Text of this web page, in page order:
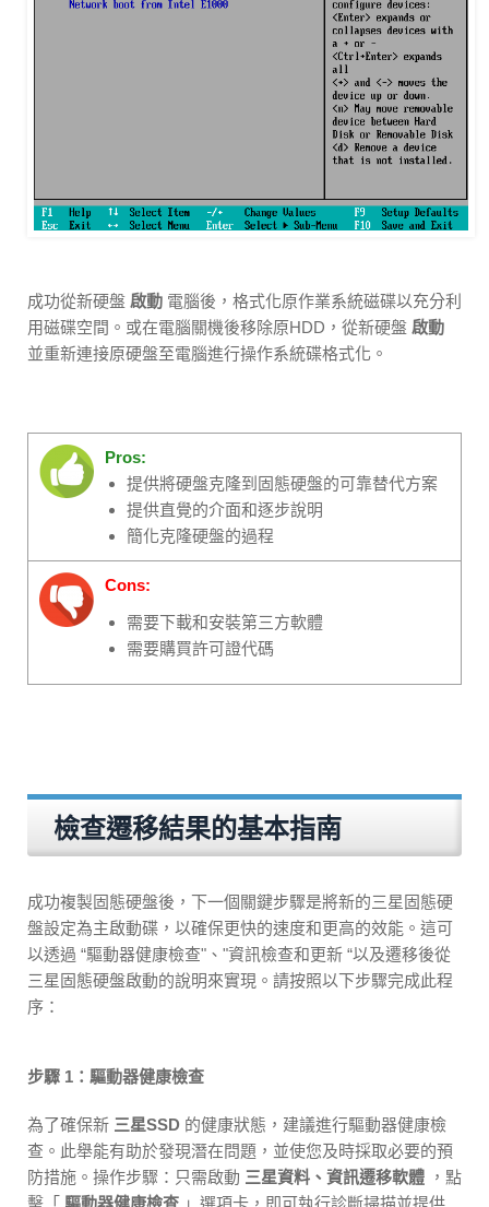
成功從新硬盤 啟動 電腦後，格式化原作業系統磁碟以充分利
用磁碟空間。或在電腦關機後移除原HDD，從新硬盤 啟動
並重新連接原硬盤至電腦進行操作系統碟格式化。
Pros:
提供將硬盤克隆到固態硬盤的可靠替代方案
提供直覺的介面和逐步說明
簡化克隆硬盤的過程
Cons:
需要下載和安裝第三方軟體
需要購買許可證代碼
檢查遷移結果的基本指南
成功複製固態硬盤後，下一個關鍵步驟是將新的三星固態硬
盤設定為主啟動碟，以確保更快的速度和更高的效能。這可
以透過 “驅動器健康檢查"、"資訊檢查和更新 “以及遷移後從
三星固態硬盤啟動的說明來實現。請按照以下步驟完成此程
序：
步驟 1：驅動器健康檢查
為了確保新 三星SSD 的健康狀態，建議進行驅動器健康檢
查。此舉能有助於發現潛在問題，並使您及時採取必要的預
防措施。操作步驟：只需啟動 三星資料、資訊遷移軟體 ，點